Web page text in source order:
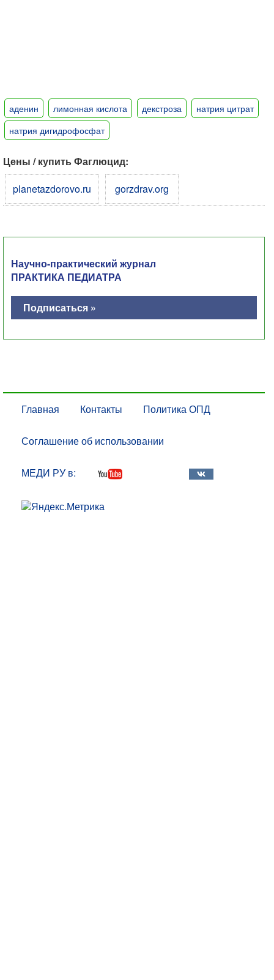
аденин лимонная кислота декстроза
натрия цитрат
натрия дигидрофосфат
Цены / купить Фаглюцид:
planetazdorovo.ru
gorzdrav.org
Научно-практический журнал
ПРАКТИКА ПЕДИАТРА
Подписаться »
Главная Контакты Политика ОПД
Соглашение об использовании
МЕДИ РУ в: